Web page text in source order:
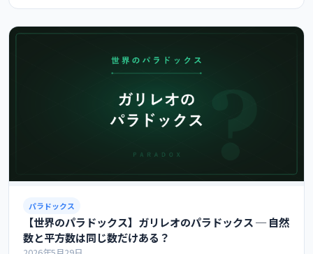
パラドックス
【世界のパラドックス】ガリレオのパラドックス ─ 自然
数と平方数は同じ数だけある？